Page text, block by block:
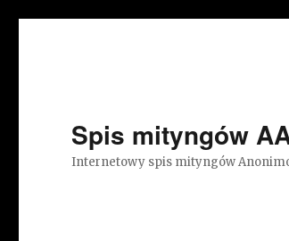
Spis mityngów
Internetowy spis mityngów